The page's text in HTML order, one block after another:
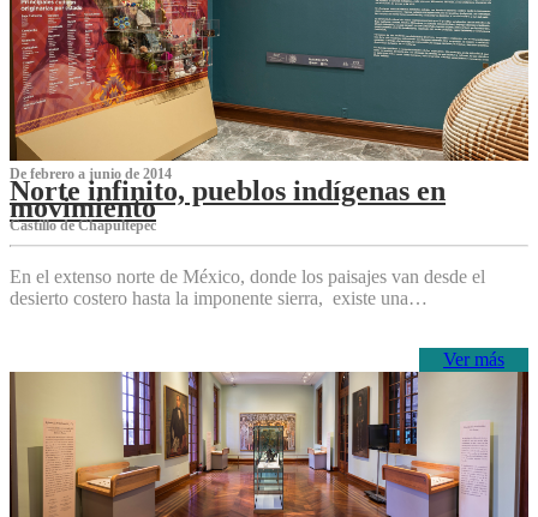
De febrero a junio de 2014
Norte infinito, pueblos indígenas en
movimiento
Castillo de Chapultepec
En el extenso norte de México, donde los paisajes van desde el
desierto costero hasta la imponente sierra, existe una…
Ver más